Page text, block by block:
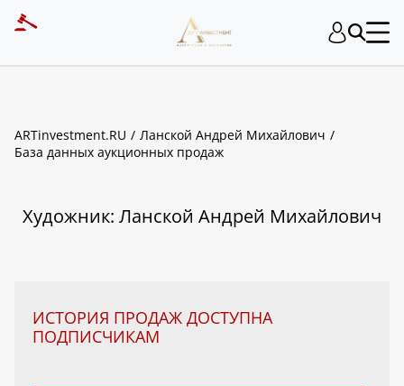
ARTinvestment.RU
Ланской Андрей Михайлович
База данных аукционных продаж
Художник: Ланской Андрей Михайлович
ИСТОРИЯ ПРОДАЖ ДОСТУПНА
ПОДПИСЧИКАМ